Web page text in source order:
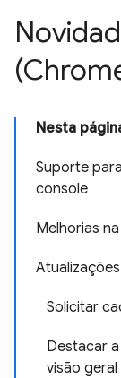
Nesta
Suporte
console
Melhorias
Solicitar
Destacar
visão geral